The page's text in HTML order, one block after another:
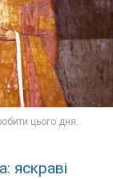
яскраві